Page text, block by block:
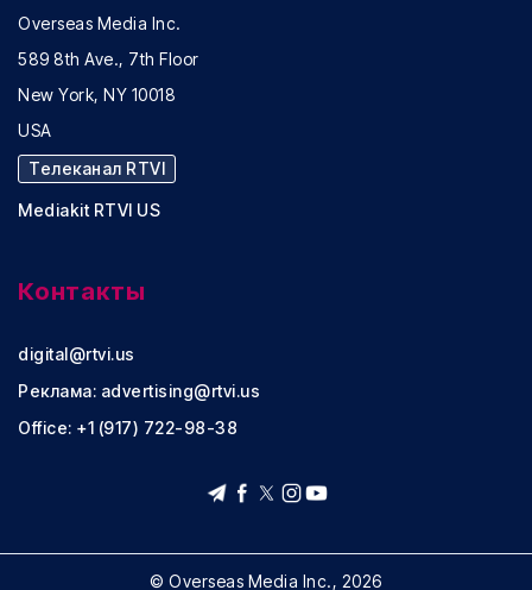
Overseas Media Inc.
589 8th Ave., 7th Floor
New York, NY 10018
USA
Телеканал RTVI
Mediakit RTVI US
Контакты
digital@rtvi.us
Реклама: advertising@rtvi.us
Office: +1 (917) 722-98-38
© Overseas Media Inc., 2026